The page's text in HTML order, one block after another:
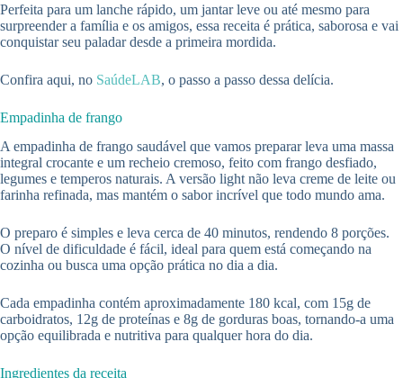
Perfeita para um lanche rápido, um jantar leve ou até mesmo para
surpreender a família e os amigos, essa receita é prática, saborosa e vai
conquistar seu paladar desde a primeira mordida.
Confira aqui, no SaúdeLAB, o passo a passo dessa delícia.
Empadinha de frango
A empadinha de frango saudável que vamos preparar leva uma massa
integral crocante e um recheio cremoso, feito com frango desfiado,
legumes e temperos naturais. A versão light não leva creme de leite ou
farinha refinada, mas mantém o sabor incrível que todo mundo ama.
O preparo é simples e leva cerca de 40 minutos, rendendo 8 porções.
O nível de dificuldade é fácil, ideal para quem está começando na
cozinha ou busca uma opção prática no dia a dia.
Cada empadinha contém aproximadamente 180 kcal, com 15g de
carboidratos, 12g de proteínas e 8g de gorduras boas, tornando-a uma
opção equilibrada e nutritiva para qualquer hora do dia.
Ingredientes da receita